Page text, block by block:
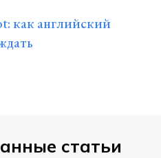
как английский
статьи